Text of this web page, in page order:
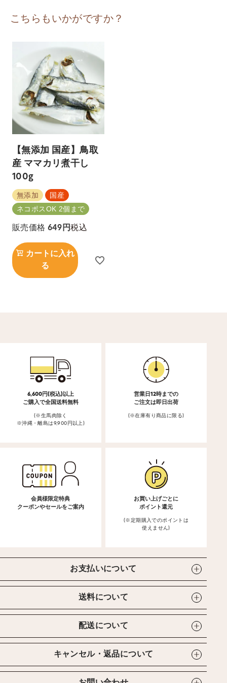
こちらもいかがですか？
【無添加 国産】鳥取
産 ママカリ煮干し
100g
無添加
国産
ネコポスOK 2個まで
販売価格 649 税込
カートに入れ
る
6,600円(税込)以上
ご購入で全国送料無料
(※生馬肉除く
※沖縄・離島は9,900円以上)
営業日12時までの
ご注文は即日出荷
(※在庫有り商品に限る)
会員様限定特典
クーポンやセールをご案内
お買い上げごとに
ポイント還元
(※定期購入でのポイントは
使えません)
お支払いについて
送料について
配送について
キャンセル・返品について